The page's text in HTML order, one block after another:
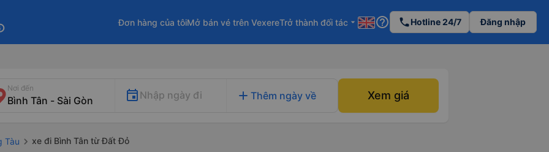
Đơn hàng của tôiMở bán vé trên VexereTrở thành đối tác arrow_drop_down help_outline phoneHotline 24/7 Đăng nhập
Nơi đến
Nhập ngày đi add Thêm ngày về Xem giá
Tàu xe đi Bình Tân từ Đất Đỏ